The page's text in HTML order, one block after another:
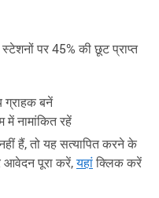
पर 45% की छूट प्राप्त
ग्राहक बनें
में नामांकित रहें
हैं, तो यह सत्यापित करने के
आवेदन पूरा करें,यहांक्लिक करें